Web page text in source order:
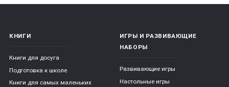
КНИГИ
Книги для досуга
Подготовка к школе
Книги для самых маленьких
ИГРЫ И РАЗВИВАЮЩИЕ
НАБОРЫ
Развивающие игры
Настольные игры